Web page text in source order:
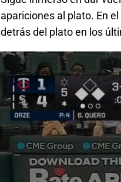
apariciones al plato. En
detrás del plato en los